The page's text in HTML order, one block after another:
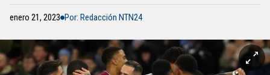
enero 21, 2023 Por: Redacción NTN24